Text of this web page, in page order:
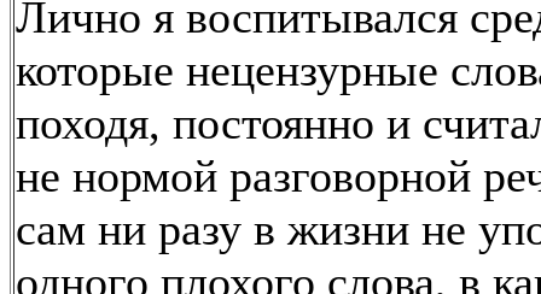
Лично я воспитывался
которые нецензурные
походя, постоянно и
не нормой разговорной
сам ни разу в жизни не
одного плохого слова, в